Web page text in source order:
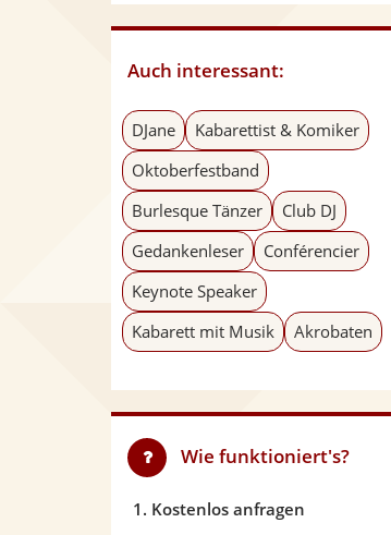
Auch interessant:
DJane
Kabarettist & Komiker
Oktoberfestband
Burlesque Tänzer
Club DJ
Gedankenleser
Conférencier
Keynote Speaker
Kabarett mit Musik
Akrobaten
Wie funktioniert's?
1. Kostenlos anfragen